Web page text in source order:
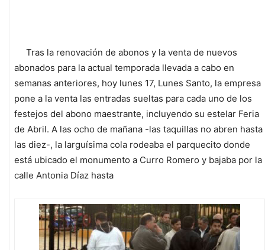
Tras la renovación de abonos y la venta de nuevos
abonados para la actual temporada llevada a cabo en
semanas anteriores, hoy lunes 17, Lunes Santo, la empresa
pone a la venta las entradas sueltas para cada uno de los
festejos del abono maestrante, incluyendo su estelar Feria
de Abril. A las ocho de mañana -las taquillas no abren hasta
las diez-, la larguísima cola rodeaba el parquecito donde
está ubicado el monumento a Curro Romero y bajaba por la
calle Antonia Díaz hasta